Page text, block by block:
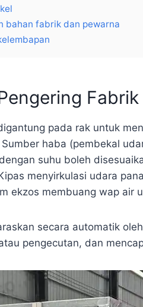
bahan fabrik dan pewarna
Fabrik
pada rak untuk
haba (pembekal
suhu boleh
menyirkulasi udara
ekzos membuang wap air
secara automatik
pengecutan, dan